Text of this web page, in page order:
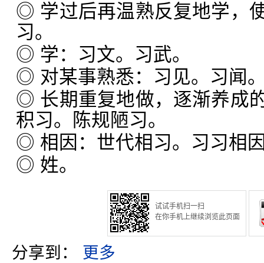
◎ 学过后再温熟反复地学，
习。
◎ 学：习文。习武。
◎ 对某事熟悉：习见。习闻
◎ 长期重复地做，逐渐养成
积习。陈规陋习。
◎ 相因：世代相习。习习相
◎ 姓。
试试手机扫一扫
在你手机上继续浏览此页面
分享到： 更多